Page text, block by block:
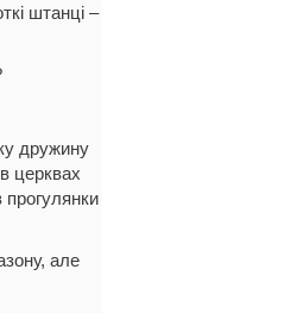
штанці –
дружину
церквах
прогулянки
але